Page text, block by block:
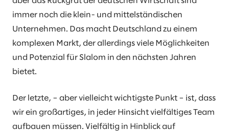
immer noch die klein- und mittelständischen
Unternehmen. Das macht Deutschland zu einem
komplexen Markt, der allerdings viele Möglichkeiten
und Potenzial für Slalom in den nächsten Jahren
bietet.
Der letzte, – aber vielleicht wichtigste Punkt – ist, dass
wir ein großartiges, in jeder Hinsicht vielfältiges Team
aufbauen müssen. Vielfältig in Hinblick auf